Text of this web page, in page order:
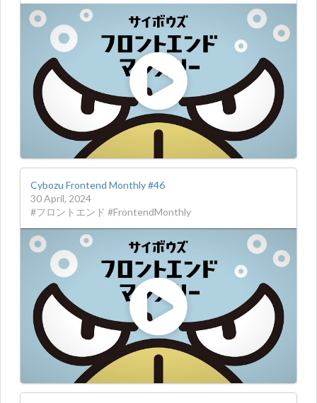
Cybozu Frontend Monthly #46
30 April, 2024
#フロントエンド #FrontendMonthly